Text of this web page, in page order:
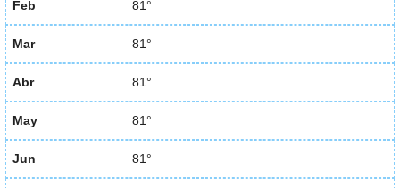
Feb 81°
Mar 81°
Abr 81°
May 81°
Jun 81°